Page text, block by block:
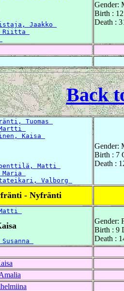
Jaakko
Riitta
Gender:
Birth :
Death :
Back
Tuomas
Kaisa
Matti
Valborg
Gender:
Birth : 7
Death :
- Nyfränti
Gender:
Birth : 9
Death :